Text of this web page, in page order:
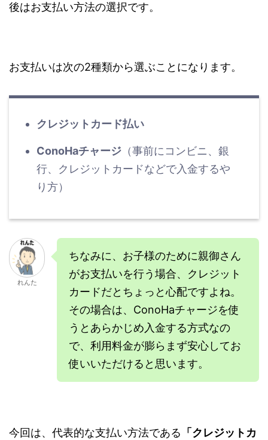
後はお支払い方法の選択です。
お支払いは次の2種類から選ぶことになります。
クレジットカード払い
ConoHaチャージ （事前にコンビニ、銀
行、クレジットカードなどで入金するや
り方）
れんた
ちなみに、お子様のために親御さん
がお支払いを行う場合、クレジット
カードだとちょっと心配ですよね。
その場合は、ConoHaチャージを使
うとあらかじめ入金する方式なの
で、利用料金が膨らまず安心してお
使いいただけると思います。
今回は、代表的な支払い方法である 「クレジットカ